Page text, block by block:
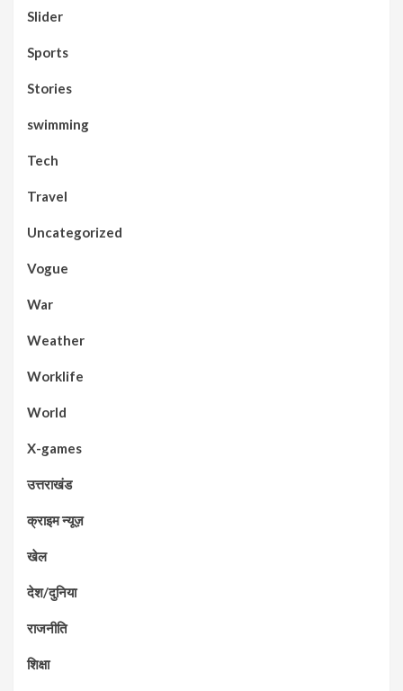
Slider
Sports
Stories
swimming
Tech
Travel
Uncategorized
Vogue
War
Weather
Worklife
World
X-games
उत्तराखंड
क्राइम न्यूज़
खेल
देश/दुनिया
राजनीति
शिक्षा